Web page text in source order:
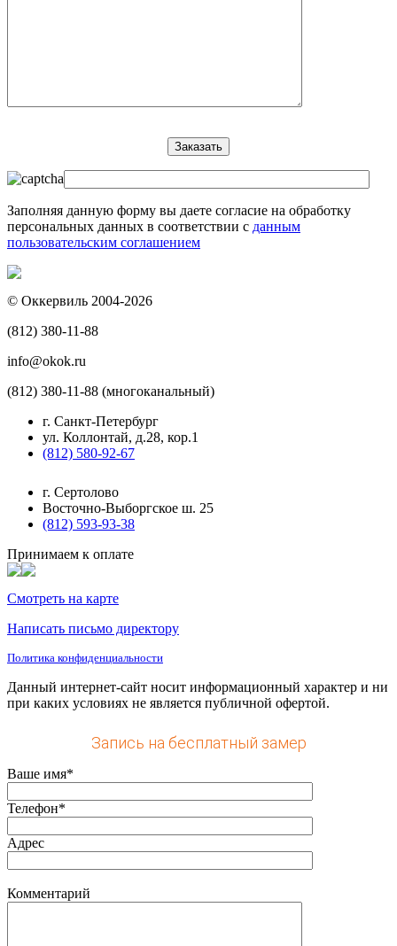
Заполняя данную форму вы даете согласие на обработку
персональных данных в соответствии с данным
пользовательским соглашением
© Оккервиль 2004-2026
(812) 380-11-88
info@okok.ru
(812) 380-11-88 (многоканальный)
г. Санкт-Петербург
ул. Коллонтай, д.28, кор.1
(812) 580-92-67
г. Сертолово
Восточно-Выборгское ш. 25
(812) 593-93-38
Принимаем к оплате
Смотреть на карте
Написать письмо директору
Политика конфиденциальности
Данный интернет-сайт носит информационный характер и ни
при каких условиях не является публичной офертой.
Запись на бесплатный замер
Ваше имя*
Телефон*
Адрес
Комментарий